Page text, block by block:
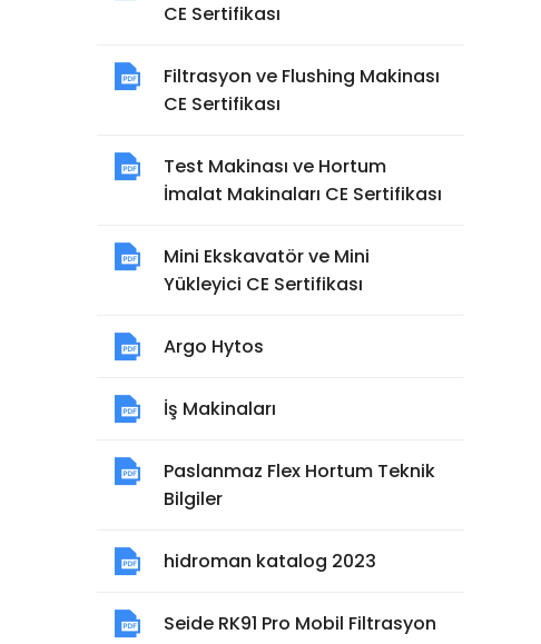
CE Sertifikası
Filtrasyon ve Flushing Makinası
CE Sertifikası
Test Makinası ve Hortum
İmalat Makinaları CE Sertifikası
Mini Ekskavatör ve Mini
Yükleyici CE Sertifikası
Argo Hytos
İş Makinaları
Paslanmaz Flex Hortum Teknik
Bilgiler
hidroman katalog 2023
Seide RK91 Pro Mobil Filtrasyon